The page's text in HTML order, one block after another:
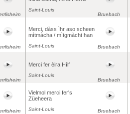
Saint-Louis
Bruebach
Merci, dàss ìhr aso scheen
mìtmàcha / mìtgmàcht han
Saint-Louis Bruebach
Merci fer èira Hìlf
Saint-Louis
Bruebach
Vielmol merci fer's
Züeheera
Saint-Louis Bruebach